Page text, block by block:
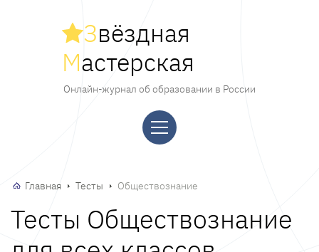
Звёздная
Мастерская
Онлайн-журнал об образовании в России
Главная Тесты Обществознание
Тесты Обществознание